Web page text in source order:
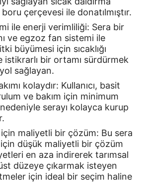
çerçevesi ile donatılmıştır.
ile enerji verimliliği: Sera bir
ve egzoz fan sistemi ile
büyümesi için sıcaklığı
istikrarlı bir ortamı sürdürmek
sağlayan.
kolaydır: Kullanıcı, basit
ve bakım için minimum
serayı kolayca kurup
maliyetli bir çözüm: Bu sera
düşük maliyetli bir çözüm
en aza indirerek tarımsal
düzeye çıkarmak isteyen
için ideal bir seçim haline